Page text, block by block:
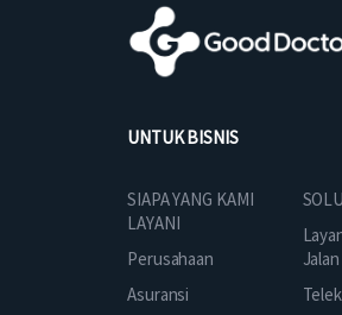
UNTUK BISNIS
SIAPA YANG KAMI
LAYANI
Perusahaan
Asuransi